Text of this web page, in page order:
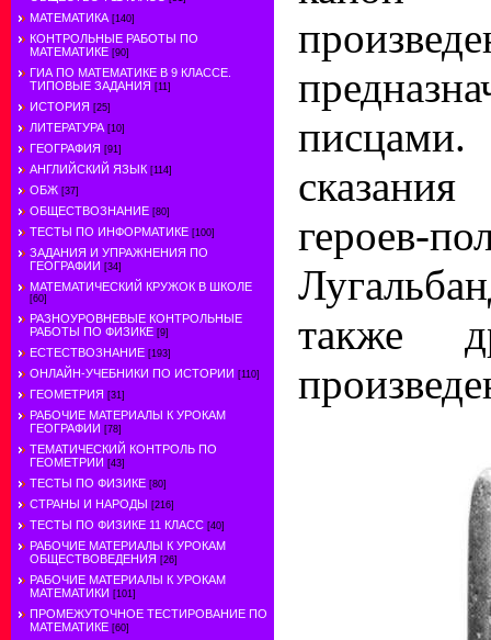
МАТЕМАТИКА [140]
КОНТРОЛЬНЫЕ РАБОТЫ ПО
МАТЕМАТИКЕ [90]
ГИА ПО МАТЕМАТИКЕ В 9 КЛАССЕ.
ТИПОВЫЕ ЗАДАНИЯ [11]
ИСТОРИЯ [25]
ЛИТЕРАТУРА [10]
ГЕОГРАФИЯ [91]
АНГЛИЙСКИЙ ЯЗЫК [114]
ОБЖ [37]
ОБЩЕСТВОЗНАНИЕ [80]
ТЕСТЫ ПО ИНФОРМАТИКЕ [100]
ЗАДАНИЯ И УПРАЖНЕНИЯ ПО
ГЕОГРАФИИ [34]
МАТЕМАТИЧЕСКИЙ КРУЖОК В ШКОЛЕ
[60]
РАЗНОУРОВНЕВЫЕ КОНТРОЛЬНЫЕ
РАБОТЫ ПО ФИЗИКЕ [9]
ЕСТЕСТВОЗНАНИЕ [193]
ОНЛАЙН-УЧЕБНИКИ ПО ИСТОРИИ [110]
ГЕОМЕТРИЯ [31]
РАБОЧИЕ МАТЕРИАЛЫ К УРОКАМ
ГЕОГРАФИИ [78]
ТЕМАТИЧЕСКИЙ КОНТРОЛЬ ПО
ГЕОМЕТРИИ [43]
ТЕСТЫ ПО ФИЗИКЕ [80]
СТРАНЫ И НАРОДЫ [216]
ТЕСТЫ ПО ФИЗИКЕ 11 КЛАСС [40]
РАБОЧИЕ МАТЕРИАЛЫ К УРОКАМ
ОБЩЕСТВОВЕДЕНИЯ [26]
РАБОЧИЕ МАТЕРИАЛЫ К УРОКАМ
МАТЕМАТИКИ [101]
ПРОМЕЖУТОЧНОЕ ТЕСТИРОВАНИЕ ПО
МАТЕМАТИКЕ [60]
героев-
также